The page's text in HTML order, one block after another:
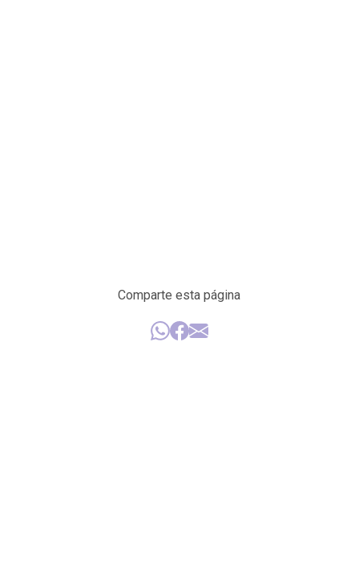
Comparte esta página